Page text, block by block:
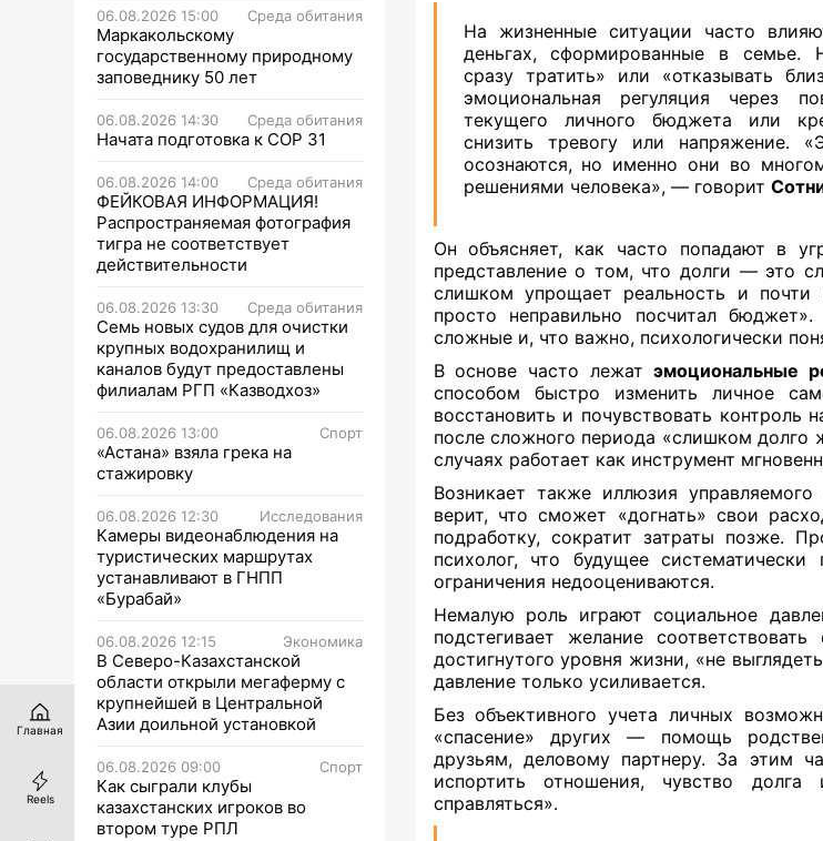
06.08.2026 15:00 Среда обитания
Маркакольскому
государственному природному
заповеднику 50 лет
06.08.2026 14:30 Среда обитания
Начата подготовка к СОР 31
06.08.2026 14:00 Среда обитания
ФЕЙКОВАЯ ИНФОРМАЦИЯ!
Распространяемая фотография
тигра не соответствует
действительности
06.08.2026 13:30 Среда обитания
Семь новых судов для очистки
крупных водохранилищ и
каналов будут предоставлены
филиалам РГП «Казводхоз»
06.08.2026 13:00 Спорт
«Астана» взяла грека на
стажировку
06.08.2026 12:30 Исследования
Камеры видеонаблюдения на
туристических маршрутах
устанавливают в ГНПП
«Бурабай»
06.08.2026 12:15 Экономика
В Северо-Казахстанской
области открыли мегаферму с
крупнейшей в Центральной
Азии доильной установкой
06.08.2026 09:00 Спорт
Как сыграли клубы
казахстанских игроков во
втором туре РПЛ
На жизненные ситуации часто
деньгах, сформированные в семье.
сразу тратить» или «отказывать
эмоциональная регуляция через
текущего личного бюджета или
снизить тревогу или напряжение.
осознаются, но именно они во
решениями человека», — говорит
Он объясняет, как часто попадают в
представление о том, что долги — это
слишком упрощает реальность и почти
просто неправильно посчитал
сложные и, что важно, психологически
В основе часто лежатэмоциональные
способом быстро изменить личное
восстановить и почувствовать контроль
после сложного периода «слишком долго
случаях работает как инструмент
Возникает также иллюзия
верит, что сможет «догнать» свои
подработку, сократит затраты позже.
психолог, что будущее систематически
ограничения недооцениваются.
Немалую роль играют социальное
подстегивает желание
достигнутого уровня жизни, «не
давление только усиливается.
Без объективного учета личных
«спасение» других — помощь
друзьям, деловому партнеру. За этим
испортить отношения, чувство
справляться».
Главная
Reels